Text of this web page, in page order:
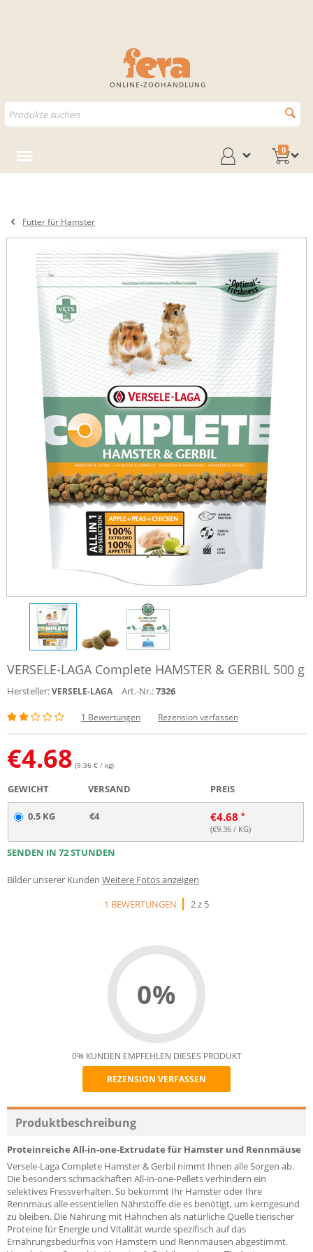
ONLINE-ZOOHANDLUNG
0
Futter für Hamster
VERSELE-LAGA Complete HAMSTER & GERBIL 500 g
Hersteller:VERSELE-LAGA Art.-Nr.:7326
1 Bewertungen Rezension verfassen
€4.68 (9.36 € / kg)
GEWICHT VERSAND PREIS
0.5 KG €4 €4.68
(€9.36 / KG)
SENDEN IN 72 STUNDEN
Bilder unserer Kunden Weitere Fotos anzeigen
1 BEWERTUNGEN
2 z 5
0%
Recommend
0% KUNDEN EMPFEHLEN DIESES PRODUKT
REZENSION VERFASSEN
Produktbeschreibung
Proteinreiche All-in-one-Extrudate für Hamster und Rennmäuse
Versele-Laga Complete Hamster & Gerbil nimmt Ihnen alle Sorgen ab.
Die besonders schmackhaften All-in-one-Pellets verhindern ein
selektives Fressverhalten. So bekommt Ihr Hamster oder Ihre
Rennmaus alle essentiellen Nährstoffe die es benötigt, um kerngesund
zu bleiben. Die Nahrung mit Hähnchen als natürliche Quelle tierischer
Proteine für Energie und Vitalität wurde spezifisch auf das
Ernährungsbedürfnis von Hamstern und Rennmäusen abgestimmt.